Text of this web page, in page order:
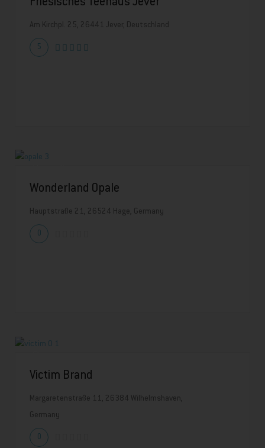
Friesisches Teehaus Jever
Am Kirchpl. 25, 26441 Jever, Deutschland
5
Wonderland Opale
Hauptstraße 21, 26524 Hage, Germany
0
Victim Brand
Margaretenstraße 11, 26384 Wilhelmshaven,
Germany
0